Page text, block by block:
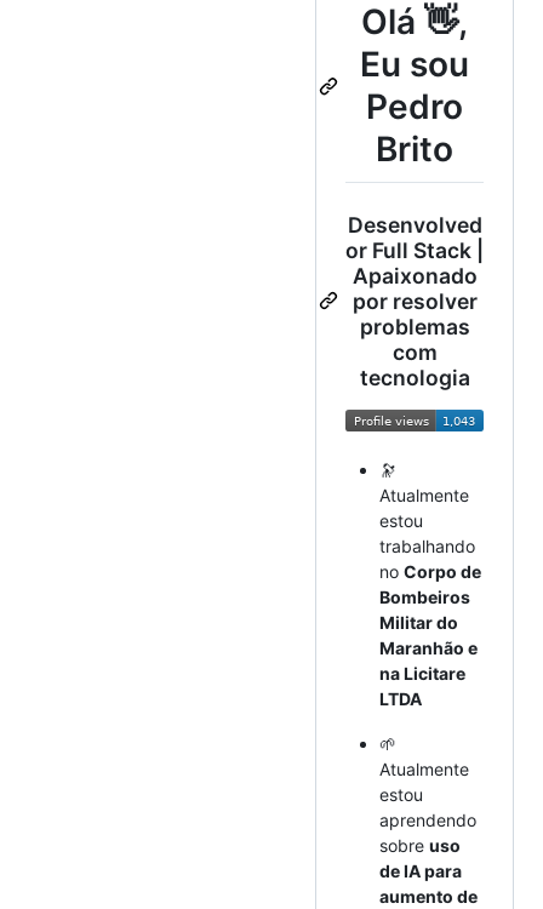
Olá 👋,
Eu sou
Pedro
Brito
Desenvolved
or Full Stack |
Apaixonado
por resolver
problemas
com
tecnologia
🔭
Atualmente
estou
trabalhando
no Corpo de
Bombeiros
Militar do
Maranhão e
na Licitare
LTDA
🌱
Atualmente
estou
aprendendo
sobre uso
de IA para
aumento de